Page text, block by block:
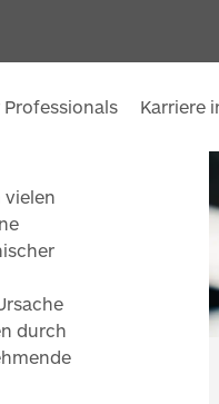
Professionals Karriere
vielen
durch